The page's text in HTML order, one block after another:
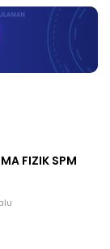
FIZIK SPM